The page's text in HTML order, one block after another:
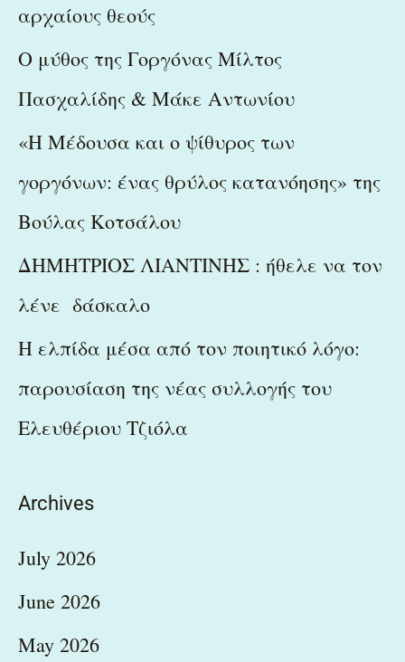
αρχαίους θεούς
Ο μύθος της Γοργόνας Μίλτος
Πασχαλίδης & Μάκε Αντωνίου
«Η Μέδουσα και ο ψίθυρος των
γοργόνων: ένας θρύλος κατανόησης» της
Βούλας Κοτσάλου
ΔΗΜΗΤΡΙΟΣ ΛΙΑΝΤΙΝΗΣ : ήθελε να τον
λένε δάσκαλο
Η ελπίδα μέσα από τον ποιητικό λόγο:
παρουσίαση της νέας συλλογής του
Ελευθέριου Τζιόλα
Archives
July 2026
June 2026
May 2026